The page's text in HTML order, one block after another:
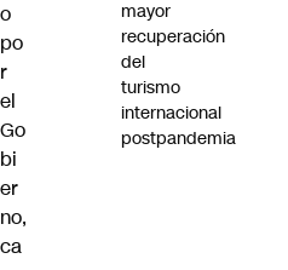
o
po
r
el
Go
bi
er
no,
ca
mayor
recuperación
del
turismo
internacional
postpandemia